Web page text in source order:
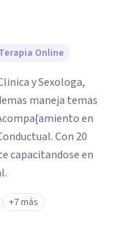
Terapia Online
y Sexologa,
maneja temas
en
Con 20
capacitandose en
+7 más